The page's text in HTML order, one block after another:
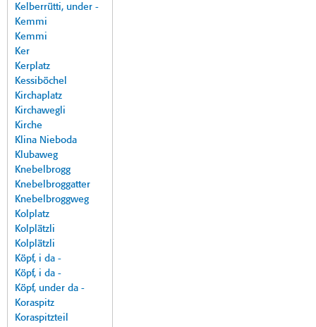
Kelberrütti, under -
Kemmi
Kemmi
Ker
Kerplatz
Kessiböchel
Kirchaplatz
Kirchawegli
Kirche
Klina Nieboda
Klubaweg
Knebelbrogg
Knebelbroggatter
Knebelbroggweg
Kolplatz
Kolplätzli
Kolplätzli
Köpf, i da -
Köpf, i da -
Köpf, under da -
Koraspitz
Koraspitzteil